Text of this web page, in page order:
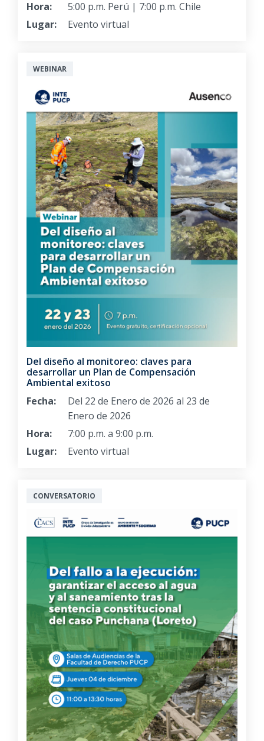
Hora:
5:00 p.m. Perú | 7:00 p.m. Chile
Lugar:
Evento virtual
WEBINAR
Del diseño al monitoreo: claves para
desarrollar un Plan de Compensación
Ambiental exitoso
Fecha:
Del 22 de Enero de 2026 al 23 de
Enero de 2026
Hora:
7:00 p.m. a 9:00 p.m.
Lugar:
Evento virtual
CONVERSATORIO